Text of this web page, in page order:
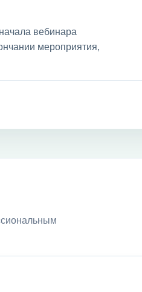
вебинара
мероприятия,